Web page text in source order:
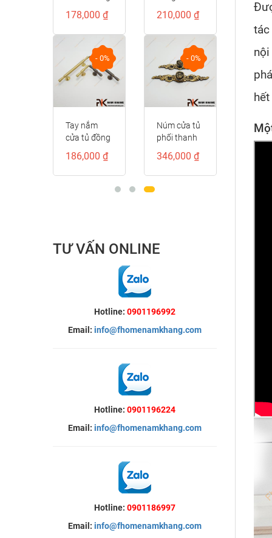
đốt tròn
trơn cao cấp
NK414D-CF
178,000 ₫
- 0%
Tay nắm
cửa tủ đồng
cấp
NK306D-
186,000 ₫
NK521D
210,000 ₫
- 0%
Núm cửa tủ
phối thanh
điển
NK071D-
346,000 ₫
TƯ VẤN ONLINE
Hotline: 0901196992
Email: info@fhomenamkhang.com
Hotline: 0901196224
Email: info@fhomenamkhang.com
Hotline: 0901186997
Email: info@fhomenamkhang.com
tác